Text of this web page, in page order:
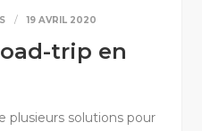
19 AVRIL 2020
trip en
plusieurs solutions pour